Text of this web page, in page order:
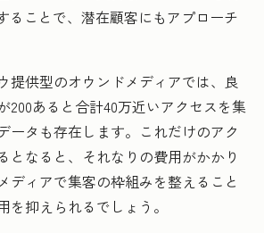
ることで、潜在顧客にもアプローチ
提供型のオウンドメディアでは、良
200あると合計40万近いアクセスを集
ータも存在します。これだけのアク
となると、それなりの費用がかかり
ディアで集客の枠組みを整えること
を抑えられるでしょう。